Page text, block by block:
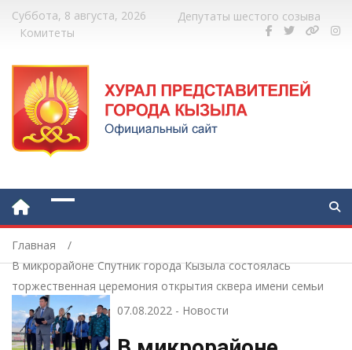
Суббота, 8 августа, 2026
Депутаты шестого созыва
Комитеты
Главная
В микрорайоне Спутник города Кызыла состоялась
торжественная церемония открытия сквера имени семьи
Рушевых
07.08.2022- Новости